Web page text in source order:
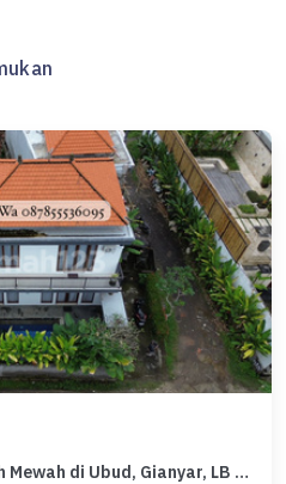
Penawaran Eksklusif, rumah Mewah di Ubud, Gianyar, LB 165m²